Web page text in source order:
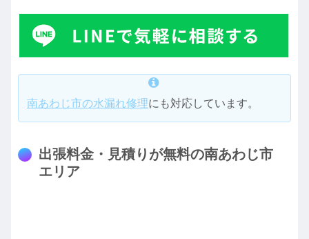
南あわじ市の水漏れ修理にも対応しています。
出張料金・見積りが無料の南あわじ市
エリア